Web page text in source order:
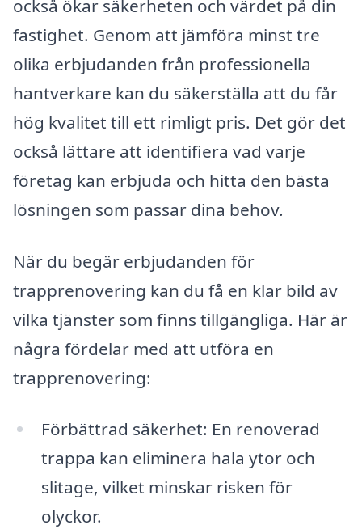
också ökar säkerheten och värdet på din
fastighet. Genom att jämföra minst tre
olika erbjudanden från professionella
hantverkare kan du säkerställa att du får
hög kvalitet till ett rimligt pris. Det gör det
också lättare att identifiera vad varje
företag kan erbjuda och hitta den bästa
lösningen som passar dina behov.
När du begär erbjudanden för
trapprenovering kan du få en klar bild av
vilka tjänster som finns tillgängliga. Här är
några fördelar med att utföra en
trapprenovering:
Förbättrad säkerhet: En renoverad
trappa kan eliminera hala ytor och
slitage, vilket minskar risken för
olyckor.